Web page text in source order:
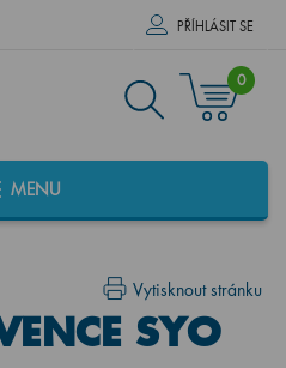
PŘÍHLÁSIT SE
0
MENU
Vytisknout stránku
SYO